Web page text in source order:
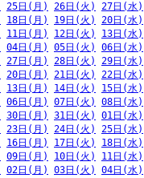
25日(月) 26日(火) 27日(水)
18日(月) 19日(火) 20日(水)
11日(月) 12日(火) 13日(水)
04日(月) 05日(火) 06日(水)
27日(月) 28日(火) 29日(水)
20日(月) 21日(火) 22日(水)
13日(月) 14日(火) 15日(水)
06日(月) 07日(火) 08日(水)
30日(月) 31日(火) 01日(水)
23日(月) 24日(火) 25日(水)
16日(月) 17日(火) 18日(水)
09日(月) 10日(火) 11日(水)
02日(月) 03日(火) 04日(水)